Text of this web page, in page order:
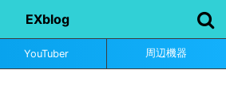
EXblog
YouTuber 周辺機器